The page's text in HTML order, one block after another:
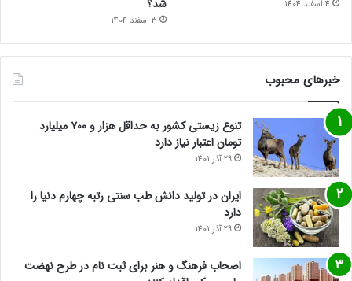
4 اسفند 1404 شد؟
3 اسفند 1404
خبرهای محبوب
تنوع زیستی کشور به حداقل هزار و ۷۰۰ میلیارد
تومان اعتبار نیاز دارد
29 آذر 1401
ایران در تولید دانش طب سنتی رتبه چهارم دنیا را
دارد
29 آذر 1401
اصحاب فرهنگ و هنر برای ثبت نام در طرح نهضت